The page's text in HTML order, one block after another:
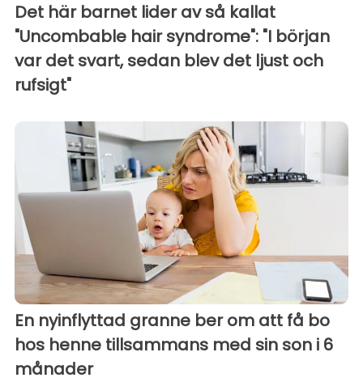
Det här barnet lider av så kallat
"Uncombable hair syndrome": "I början
var det svart, sedan blev det ljust och
rufsigt"
En nyinflyttad granne ber om att få bo
hos henne tillsammans med sin son i 6
månader